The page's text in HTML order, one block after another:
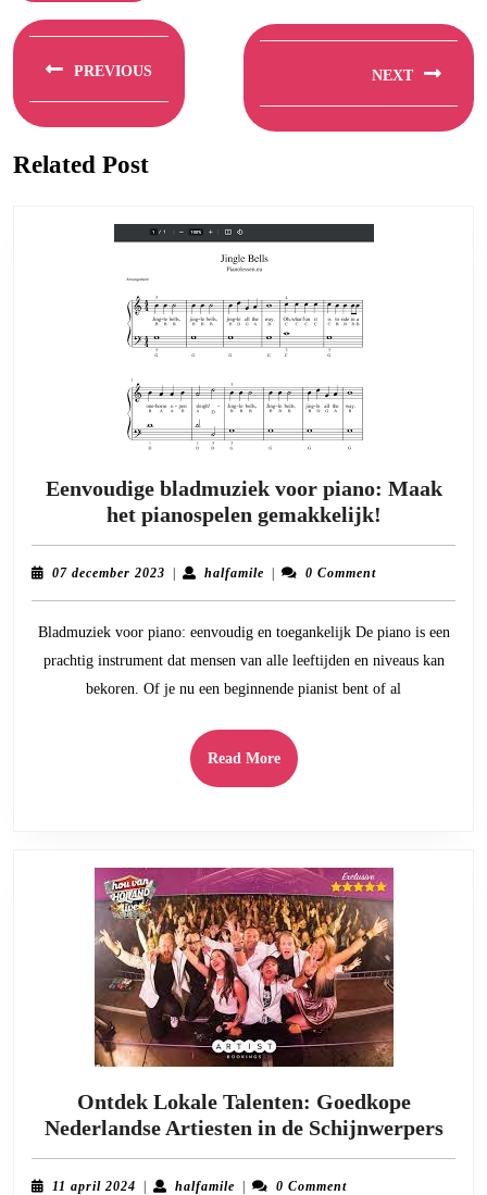
Berichtnavigatie
PREVIOUS
post:
NEXT
post:
Related Post
Eenvoudige bladmuziek voor piano: Maak
het pianospelen gemakkelijk!
het
07 december 2023 07| halfamilehalfamile
| 0 Comment
Bladmuziek voor piano: eenvoudig en toegankelijk De piano is een
prachtig instrument dat mensen van alle leeftijden en niveaus kan
bekoren. Of je nu een beginnende pianist bent of al
Read MoreRead
More
Ontdek Lokale Talenten: Goedkope
Nederlandse Artiesten in de Schijnwerpers
11 april 2024 11| halfamilehalfamile
| 0 Comment